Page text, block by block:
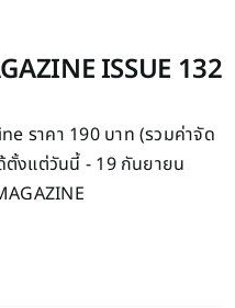
ISSUE 132
ราคา 190 บาท (รวมค่าจัด
ตั้งแต่วันนี้ - 19 กันยายน